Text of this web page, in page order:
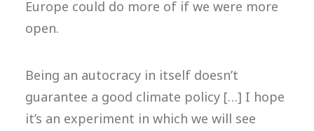
Europe could do more of if we were more
open.
Being an autocracy in itself doesn’t
guarantee a good climate policy […] I hope
it’s an experiment in which we will see